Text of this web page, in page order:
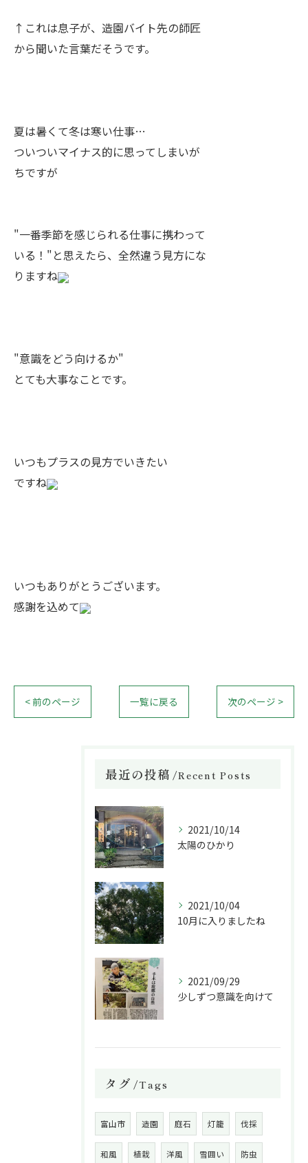
↑これは息子が、造園バイト先の師匠
から聞いた言葉だそうです。
夏は暑くて冬は寒い仕事…
ついついマイナス的に思ってしまいが
ちですが
"一番季節を感じられる仕事に携わって
いる！"と思えたら、全然違う見方にな
りますね
"意識をどう向けるか"
とても大事なことです。
いつもプラスの見方でいきたい
ですね
いつもありがとうございます。
感謝を込めて
< 前のページ 一覧に戻る 次のページ >
最近の投稿 Recent Posts
2021/10/14
太陽のひかり
2021/10/04
10月に入りましたね
2021/09/29
少しずつ意識を向けて
タグ Tags
富山市 造園 庭石 灯籠 伐採
和風 植栽 洋風 雪囲い 防虫